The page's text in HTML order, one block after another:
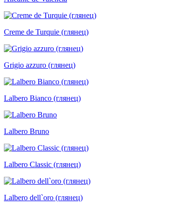
Creme de Turquie (глянец)
Grigio azzuro (глянец)
Lalbero Bianco (глянец)
Lalbero Bruno
Lalbero Classic (глянец)
Lalbero dell`oro (глянец)